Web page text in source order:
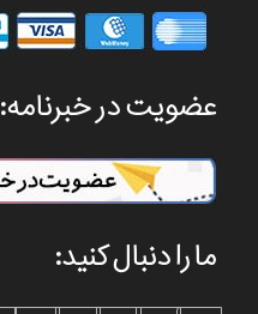
عضویت در خبرنامه:
ما را دنبال کنید: